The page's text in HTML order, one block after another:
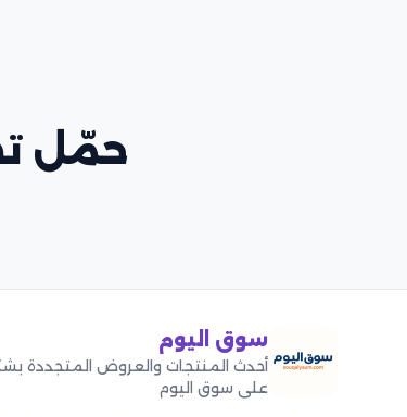
حمّل
سوق اليوم
أحدث المنتجات والعروض المتجددة
على سوق اليوم